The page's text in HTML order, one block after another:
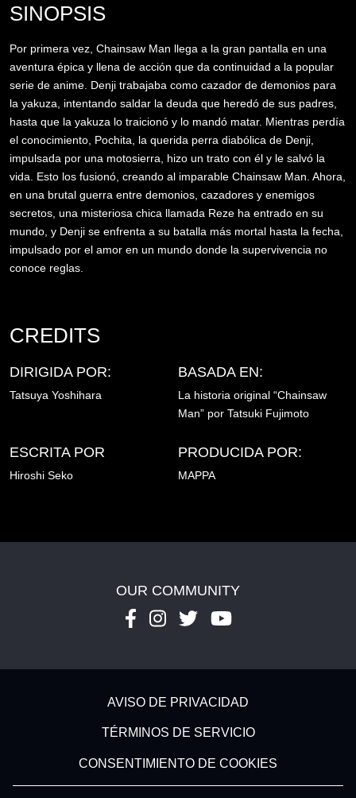
SINOPSIS
Por primera vez, Chainsaw Man llega a la gran pantalla en una
aventura épica y llena de acción que da continuidad a la popular
serie de anime. Denji trabajaba como cazador de demonios para
la yakuza, intentando saldar la deuda que heredó de sus padres,
hasta que la yakuza lo traicionó y lo mandó matar. Mientras perdía
el conocimiento, Pochita, la querida perra diabólica de Denji,
impulsada por una motosierra, hizo un trato con él y le salvó la
vida. Esto los fusionó, creando al imparable Chainsaw Man. Ahora,
en una brutal guerra entre demonios, cazadores y enemigos
secretos, una misteriosa chica llamada Reze ha entrado en su
mundo, y Denji se enfrenta a su batalla más mortal hasta la fecha,
impulsado por el amor en un mundo donde la supervivencia no
conoce reglas.
CREDITS
DIRIGIDA POR:
Tatsuya Yoshihara
BASADA EN:
La historia original “Chainsaw
Man” por Tatsuki Fujimoto
ESCRITA POR
Hiroshi Seko
PRODUCIDA POR:
MAPPA
OUR COMMUNITY
Footer - SubfooterAVISO DE PRIVACIDAD
TÉRMINOS DE SERVICIO
CONSENTIMIENTO DE COOKIES